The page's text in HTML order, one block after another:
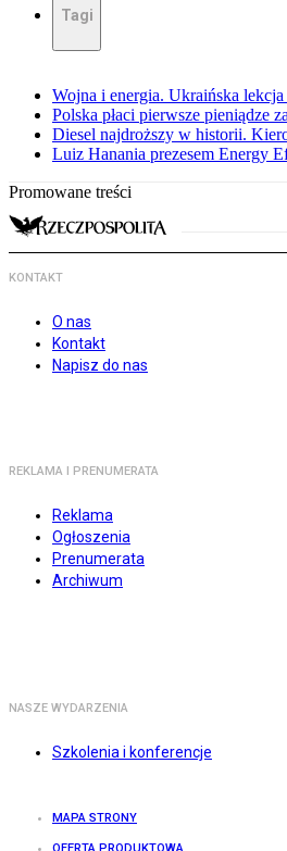
Tagi
Wojna i energia. Ukraińska
Polska płaci pierwsze pieniądze
Diesel najdroższy w historii.
Luiz Hanania prezesem Energy
Promowane treści
KONTAKT
O nas
Kontakt
Napisz do nas
REKLAMA I PRENUMERATA
Reklama
Ogłoszenia
Prenumerata
Archiwum
NASZE WYDARZENIA
Szkolenia i konferencje
MAPA STRONY